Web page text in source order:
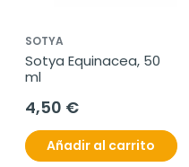
SOTYA
Sotya Equinacea, 50
ml
4,50 €
Añadir al carrito